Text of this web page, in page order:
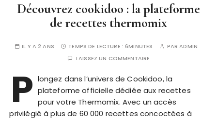
Découvrez cookidoo : la plateforme
de recettes thermomix
IL Y A 2 ANS TEMPS DE LECTURE :6MINUTES PARADMIN
LAISSEZ UN COMMENTAIRE
P longez dans l’univers de Cookidoo, la
plateforme officielle dédiée aux recettes
pour votre Thermomix. Avec un accès
privilégié à plus de 60 000 recettes concoctées à